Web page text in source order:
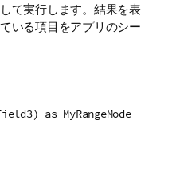
て実行します。結果を表
いる項目をアプリのシー
as MyRangeMode